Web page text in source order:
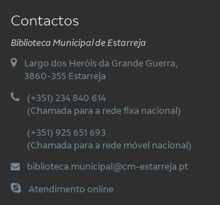
Contactos
Biblioteca Municipal de Estarreja
Largo dos Heróis da Grande Guerra,
3860-355 Estarreja
(+351) 234 840 614
(Chamada para a rede fixa nacional)
(+351) 925 651 693
(Chamada para a rede móvel nacional)
biblioteca.municipal@cm-estarreja.pt
Atendimento online